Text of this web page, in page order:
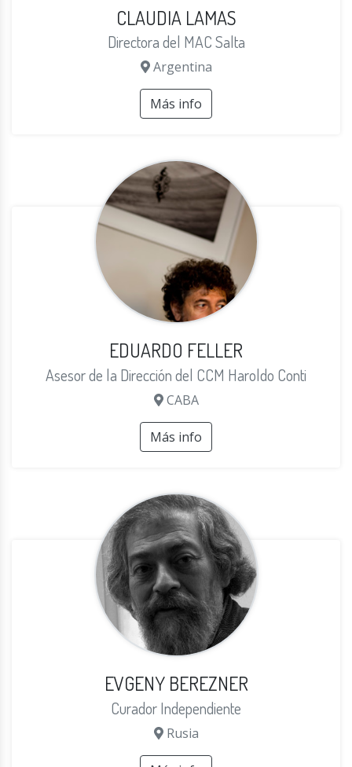
CLAUDIA LAMAS
Directora del MAC Salta
Argentina
Más info
EDUARDO FELLER
Asesor de la Dirección del CCM Haroldo Conti
CABA
Más info
EVGENY BEREZNER
Curador Independiente
Rusia